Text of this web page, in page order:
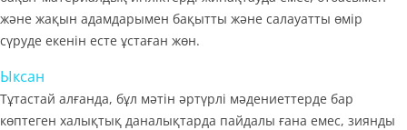
және жақын адамдарымен бақытты және салауатты өмір
сүруде екенін есте ұстаған жөн.
Ыксан
Тұтастай алғанда, бұл мәтін әртүрлі мәдениеттерде бар
көптеген халықтық даналықтарда пайдалы ғана емес, зиянды